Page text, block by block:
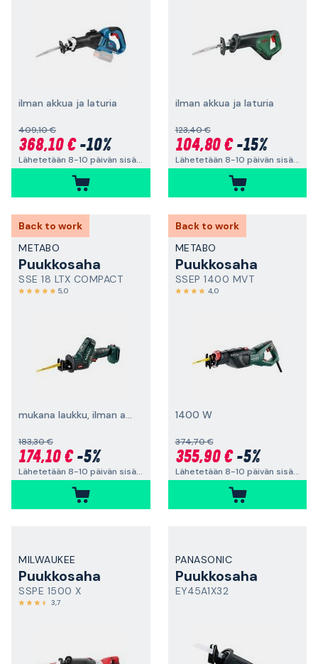
ilman akkua ja laturia
409,10 €
368,10 €-10%
Lähetetään 8-10 päivän sisällä
ilman akkua ja laturia
123,40 €
104,80 €-15%
Lähetetään 8-10 päivän sisällä
Back to work
METABO
Puukkosaha
SSE 18 LTX COMPACT
5,0
mukana laukku, ilman akkua ja laturia
183,30 €
174,10 €-5%
Lähetetään 8-10 päivän sisällä
Back to work
METABO
Puukkosaha
SSEP 1400 MVT
4,0
1400 W
374,70 €
355,90 €-5%
Lähetetään 8-10 päivän sisällä
MILWAUKEE
Puukkosaha
SSPE 1500 X
3,7
PANASONIC
Puukkosaha
EY45A1X32